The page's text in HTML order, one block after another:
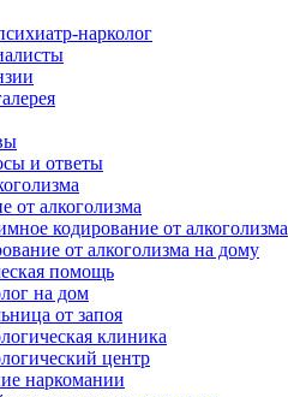
нарколог
и ответы
от алкоголизма
кодирование от алкоголизма
от алкоголизма на дому
помощь
на дом
от запоя
клиника
центр
наркомании